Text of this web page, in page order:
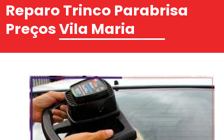
Reparo Trinco Parabrisa
Preços Vila Maria